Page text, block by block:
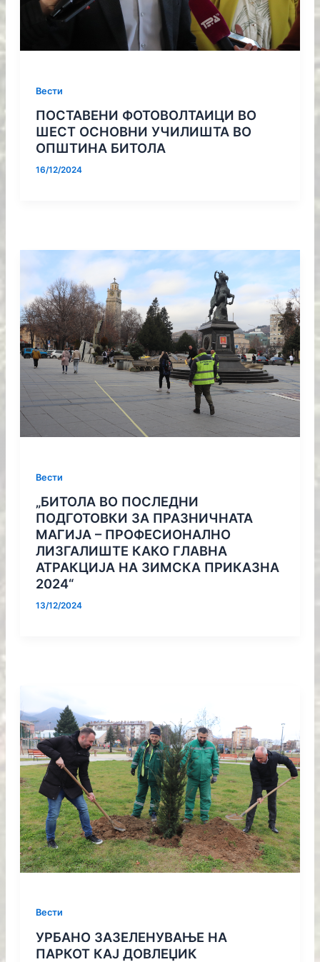
Вести
ПОСТАВЕНИ ФОТОВОЛТАИЦИ ВО
ШЕСТ ОСНОВНИ УЧИЛИШТА ВО
ОПШТИНА БИТОЛА
16/12/2024
Вести
„БИТОЛА ВО ПОСЛЕДНИ
ПОДГОТОВКИ ЗА ПРАЗНИЧНАТА
МАГИЈА – ПРОФЕСИОНАЛНО
ЛИЗГАЛИШТЕ КАКО ГЛАВНА
АТРАКЦИЈА НА ЗИМСКА ПРИКАЗНА
2024“
13/12/2024
Вести
УРБАНО ЗАЗЕЛЕНУВАЊЕ НА
ПАРКОТ КАЈ ДОВЛЕЏИК